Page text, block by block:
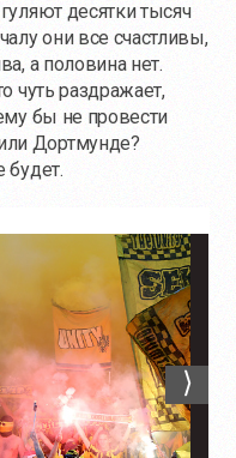
десятки тысяч
они все счастливы,
а половина нет.
чуть раздражает,
бы не провести
Дортмунде?
будет.